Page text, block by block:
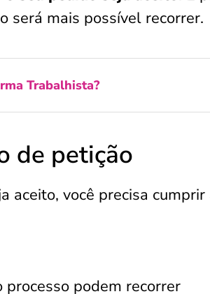
será mais possível recorrer.
Trabalhista?
de petição
aceito, você precisa
podem recorrer